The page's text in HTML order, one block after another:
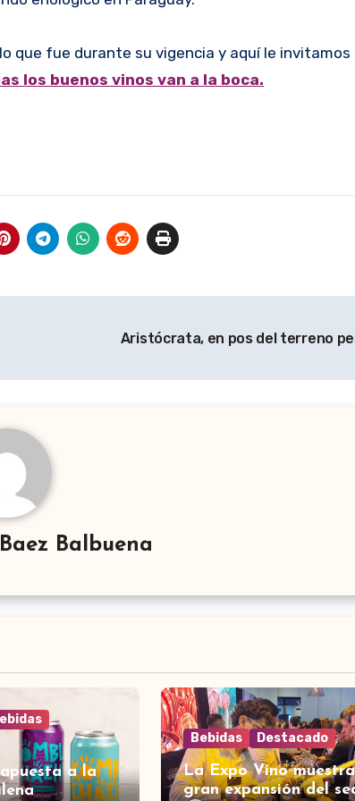
que fue durante su vigencia y aquí le invitamos
los buenos vinos van a la boca.
Aristócrata, en pos del terreno
Balbuena
a la
Bebidas Destacado
La Expo Vino
gran expansión del